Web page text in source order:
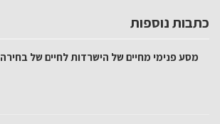
כתבות נוספות
מסע פנימי מחיים של הישרדות לחיים של בחירה